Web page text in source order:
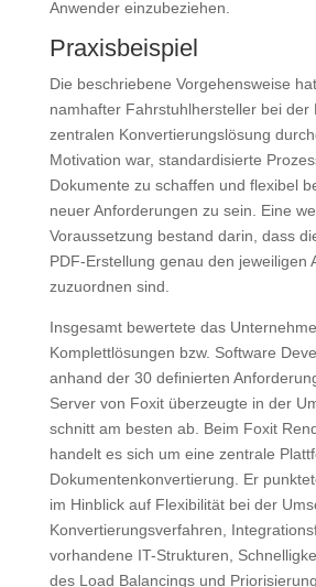
Anwender einzubeziehen.
Praxisbeispiel
Die beschriebene Vorgehensweise
namhafter Fahrstuhlhersteller bei der
zentralen Konvertierungslösung
Motivation war, standardisierte
Dokumente zu schaffen und flexibel
neuer Anforderungen zu sein. Eine
Voraussetzung bestand darin, dass
PDF-Erstellung genau den jeweiligen
zuzuordnen sind.
Insgesamt bewertete das
Komplettlösungen bzw. Software
anhand der 30 definierten
Server von Foxit überzeugte in der
schnitt am besten ab. Beim Foxit
handelt es sich um eine zentrale
Dokumentenkonvertierung. Er
im Hinblick auf Flexibilität bei der
Konvertierungsverfahren,
vorhandene IT-Strukturen,
des Load Balancings und